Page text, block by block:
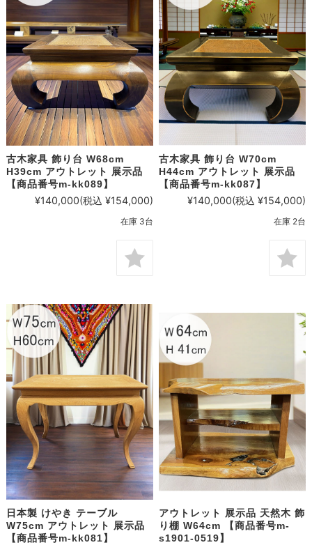
古木家具 飾り台 W68cm
H39cm アウトレット 展示品
【商品番号m-kk089】
¥140,000(税込 ¥154,000)
在庫 3台
古木家具 飾り台 W70cm
H44cm アウトレット 展示品
【商品番号m-kk087】
¥140,000(税込 ¥154,000)
在庫 2台
日本製 けやき テーブル
W75cm アウトレット 展示品
【商品番号m-kk081】
アウトレット 展示品 天然木 飾
り棚 W64cm 【商品番号m-
s1901-0519】